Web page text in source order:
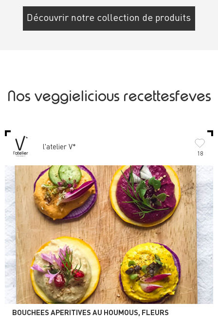
Découvrir notre collection de produits
Nos veggielicious recettesfeves
l'atelier V*
18
BOUCHEES APERITIVES AU HOUMOUS, FLEURS